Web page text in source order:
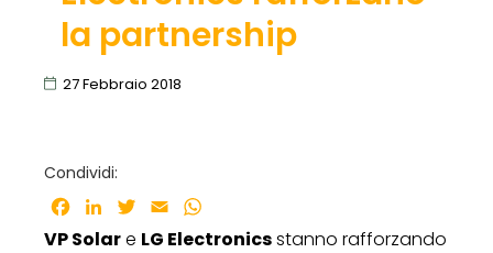
la partnership
27 Febbraio 2018
Condividi:
Facebook
LinkedInTwitter
Email
VP Solare LG Electronicsstanno rafforzando